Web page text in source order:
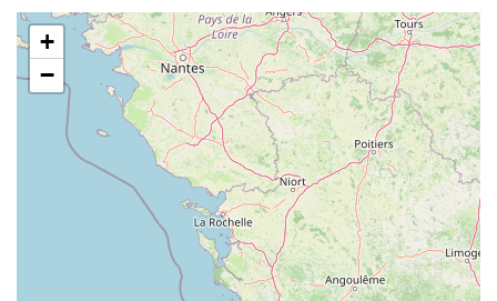
+
−